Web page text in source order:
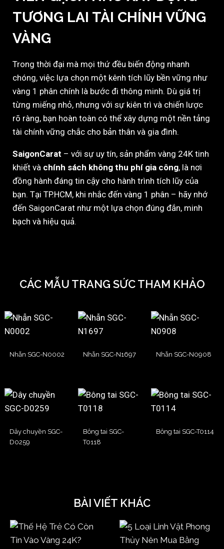
TƯƠNG LAI TÀI CHÍNH VỮNG
VÀNG
Trong thời đại mà mọi thứ đều biến động nhanh
chóng, việc lựa chọn một kênh tích lũy bền vững như
vàng 1 phân chính là bước đi thông minh. Dù giá trị
từng miếng nhỏ, nhưng với sự kiên trì và chiến lược
rõ ràng, bạn hoàn toàn có thể xây dựng một nền tảng
tài chính vững chắc cho bản thân và gia đình.
SaigonCarat – với sự uy tín, sản phẩm vàng 24K tinh
khiết và chính sách không thu phí gia công, là nơi
đồng hành đáng tin cậy cho hành trình tích lũy của
bạn. Tại TP.HCM, khi nhắc đến vàng 1 phân – hãy nhớ
đến SaigonCarat như một lựa chọn đúng đắn, minh
bạch và hiệu quả.
CÁC MẪU TRANG SỨC THAM KHẢO
Nhẫn SGC-N0002 Nhẫn SGC-N1697 Nhẫn SGC-N0908
Dây chuyền SGC-
D0259
Bông tai SGC-
T0118
Bông tai SGC-T0114
BÀI VIẾT KHÁC